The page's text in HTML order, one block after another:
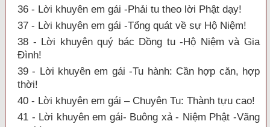
36 - Lời khuyên em gái -Phải tu theo lời Phật dạy!
37 - Lời khuyên em gái -Tổng quát về sự Hộ Niệm!
38 - Lời khuyên quý bác Dồng tu -Hộ Niệm và Gia
Đình!
39 - Lời khuyên em gái -Tu hành: Cần hợp căn, hợp
thời!
40 - Lời khuyên em gái – Chuyên Tu: Thành tựu cao!
41 - Lời khuyên em gái- Buông xả - Niệm Phật -Vãng